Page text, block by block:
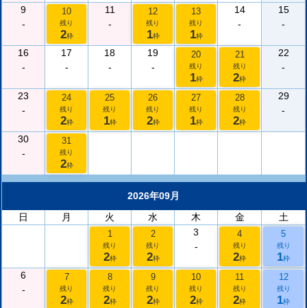
9
-
10
残り
2枠
11
-
12
残り
1枠
13
残り
1枠
14
-
15
-
16
-
17
-
18
-
19
-
20
残り
1枠
21
残り
2枠
22
-
23
-
24
残り
2枠
25
残り
1枠
26
残り
2枠
27
残り
1枠
28
残り
2枠
29
-
30
-
31
残り
2枠
2026年09月
日
月 火 水 木 金 土
1
残り
2枠
2
残り
2枠
3
-
4
残り
2枠
5
残り
1枠
6
-
7
残り
2枠
8
残り
2枠
9
残り
2枠
10
残り
2枠
11
残り
2枠
12
残り
1枠